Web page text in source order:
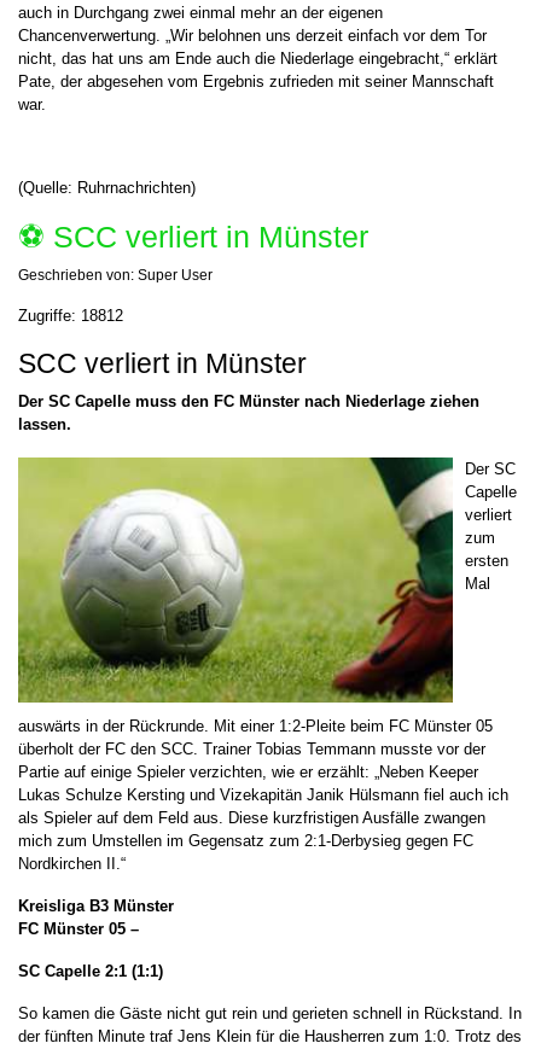
auch in Durchgang zwei einmal mehr an der eigenen
Chancenverwertung. „Wir belohnen uns derzeit einfach vor dem Tor
nicht, das hat uns am Ende auch die Niederlage eingebracht,“ erklärt
Pate, der abgesehen vom Ergebnis zufrieden mit seiner Mannschaft
war.
(Quelle: Ruhrnachrichten)
⚽️ SCC verliert in Münster
Geschrieben von: Super User
Zugriffe: 18812
SCC verliert in Münster
Der SC Capelle muss den FC Münster nach Niederlage ziehen
lassen.
Der SC
Capelle
verliert
zum
ersten
Mal
auswärts in der Rückrunde. Mit einer 1:2-Pleite beim FC Münster 05
überholt der FC den SCC. Trainer Tobias Temmann musste vor der
Partie auf einige Spieler verzichten, wie er erzählt: „Neben Keeper
Lukas Schulze Kersting und Vizekapitän Janik Hülsmann fiel auch ich
als Spieler auf dem Feld aus. Diese kurzfristigen Ausfälle zwangen
mich zum Umstellen im Gegensatz zum 2:1-Derbysieg gegen FC
Nordkirchen II.“
Kreisliga B3 Münster
FC Münster 05 –
SC Capelle 2:1 (1:1)
So kamen die Gäste nicht gut rein und gerieten schnell in Rückstand. In
der fünften Minute traf Jens Klein für die Hausherren zum 1:0. Trotz des